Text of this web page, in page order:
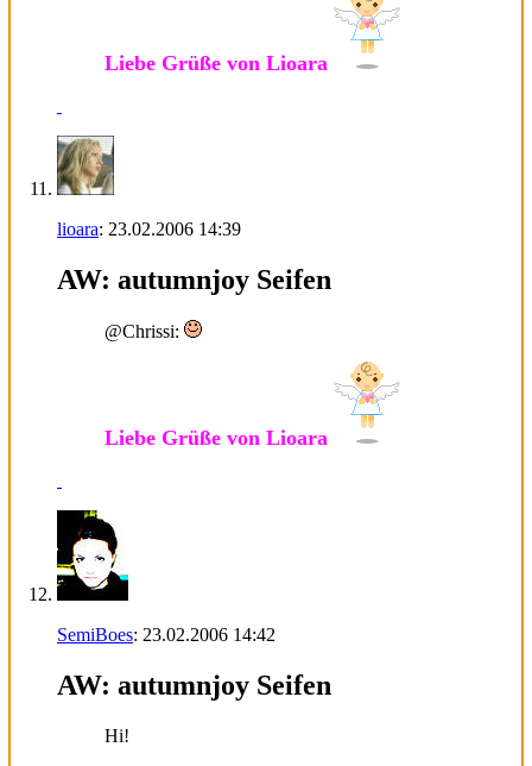
Liebe Grüße von Lioara
lioara: 23.02.2006 14:39
AW: autumnjoy Seifen
@Chrissi:
Liebe Grüße von Lioara
SemiBoes: 23.02.2006 14:42
AW: autumnjoy Seifen
Hi!